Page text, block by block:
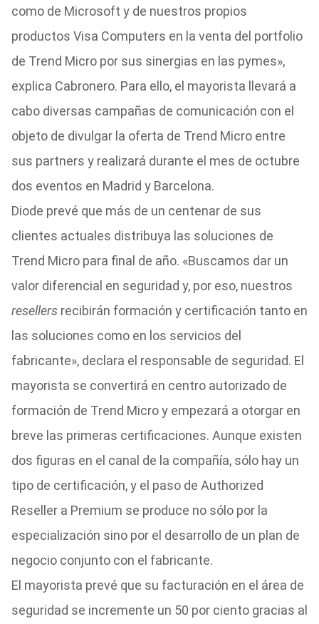
como de Microsoft y de nuestros propios
productos Visa Computers en la venta del portfolio
de Trend Micro por sus sinergias en las pymes»,
explica Cabronero. Para ello, el mayorista llevará a
cabo diversas campañas de comunicación con el
objeto de divulgar la oferta de Trend Micro entre
sus partners y realizará durante el mes de octubre
dos eventos en Madrid y Barcelona.
Diode prevé que más de un centenar de sus
clientes actuales distribuya las soluciones de
Trend Micro para final de año. «Buscamos dar un
valor diferencial en seguridad y, por eso, nuestros
resellersrecibirán formación y certificación tanto en
las soluciones como en los servicios del
fabricante», declara el responsable de seguridad. El
mayorista se convertirá en centro autorizado de
formación de Trend Micro y empezará a otorgar en
breve las primeras certificaciones. Aunque existen
dos figuras en el canal de la compañía, sólo hay un
tipo de certificación, y el paso de Authorized
Reseller a Premium se produce no sólo por la
especialización sino por el desarrollo de un plan de
negocio conjunto con el fabricante.
El mayorista prevé que su facturación en el área de
seguridad se incremente un 50 por ciento gracias al